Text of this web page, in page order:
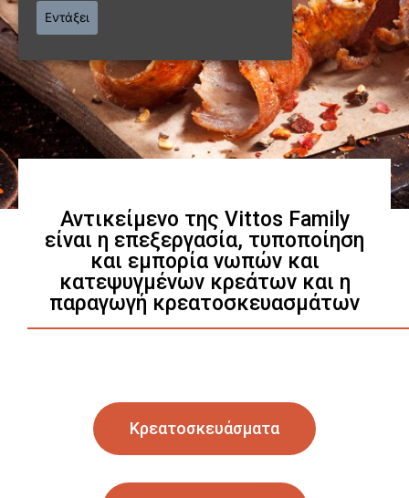
ποιότητας
Γνωρίστε μας
Αντικείμενο της Vittos Family
είναι η επεξεργασία, τυποποίηση
και εμπορία νωπών και
κατεψυγμένων κρεάτων και η
παραγωγή κρεατοσκευασμάτων
Κρεατοσκευάσματα
Εντάξει